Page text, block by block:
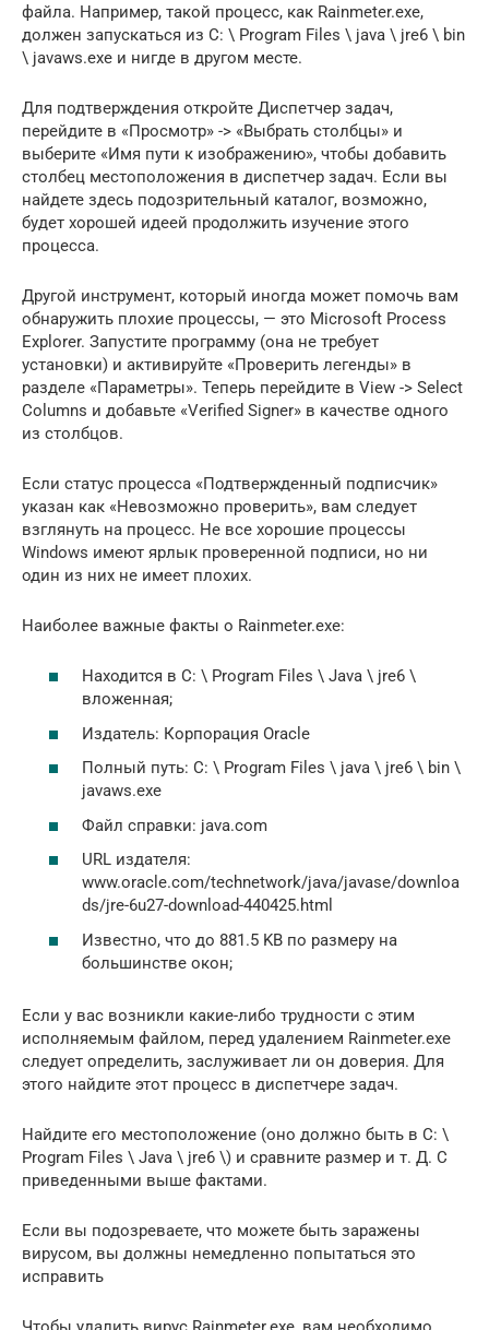
файла. Например, такой процесс, как Rainmeter.exe,
должен запускаться из C: \ Program Files \ java \ jre6 \ bin
\ javaws.exe и нигде в другом месте.
Для подтверждения откройте Диспетчер задач,
перейдите в «Просмотр» -> «Выбрать столбцы» и
выберите «Имя пути к изображению», чтобы добавить
столбец местоположения в диспетчер задач. Если вы
найдете здесь подозрительный каталог, возможно,
будет хорошей идеей продолжить изучение этого
процесса.
Другой инструмент, который иногда может помочь вам
обнаружить плохие процессы, — это Microsoft Process
Explorer. Запустите программу (она не требует
установки) и активируйте «Проверить легенды» в
разделе «Параметры». Теперь перейдите в View -> Select
Columns и добавьте «Verified Signer» в качестве одного
из столбцов.
Если статус процесса «Подтвержденный подписчик»
указан как «Невозможно проверить», вам следует
взглянуть на процесс. Не все хорошие процессы
Windows имеют ярлык проверенной подписи, но ни
один из них не имеет плохих.
Наиболее важные факты о Rainmeter.exe:
Находится в C: \ Program Files \ Java \ jre6 \
вложенная;
Издатель: Корпорация Oracle
Полный путь: C: \ Program Files \ java \ jre6 \ bin \
javaws.exe
Файл справки: java.com
URL издателя:
www.oracle.com/technetwork/java/javase/downloa
ds/jre-6u27-download-440425.html
Известно, что до 881.5 KB по размеру на
большинстве окон;
Если у вас возникли какие-либо трудности с этим
исполняемым файлом, перед удалением Rainmeter.exe
следует определить, заслуживает ли он доверия. Для
этого найдите этот процесс в диспетчере задач.
Найдите его местоположение (оно должно быть в C: \
Program Files \ Java \ jre6 \) и сравните размер и т. Д. С
приведенными выше фактами.
Если вы подозреваете, что можете быть заражены
вирусом, вы должны немедленно попытаться это
исправить